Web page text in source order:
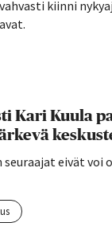
kiinni
Kari Kuula
eivät